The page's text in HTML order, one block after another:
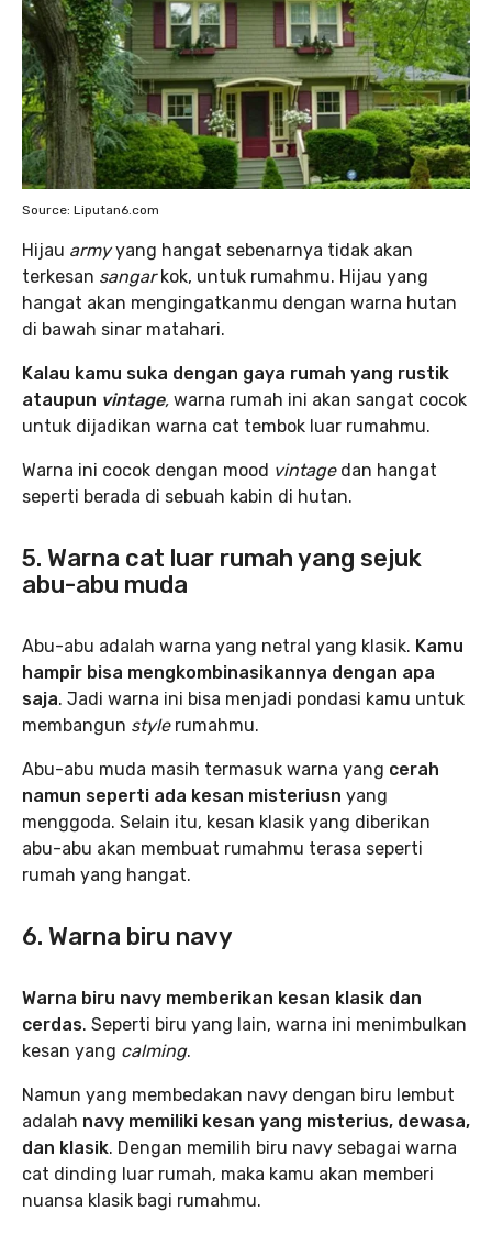
Source: Liputan6.com
Hijau armyyang hangat sebenarnya tidak akan
terkesan sangarkok, untuk rumahmu. Hijau yang
hangat akan mengingatkanmu dengan warna hutan
di bawah sinar matahari.
Kalau kamu suka dengan gaya rumah yang rustik
ataupun vintage, warna rumah ini akan sangat cocok
untuk dijadikan warna cat tembok luar rumahmu.
Warna ini cocok dengan mood vintagedan hangat
seperti berada di sebuah kabin di hutan.
5. Warna cat luar rumah yang sejuk
abu-abu muda
Abu-abu adalah warna yang netral yang klasik. Kamu
hampir bisa mengkombinasikannya dengan apa
saja. Jadi warna ini bisa menjadi pondasi kamu untuk
membangun stylerumahmu.
Abu-abu muda masih termasuk warna yang cerah
namun seperti ada kesan misteriusn yang
menggoda. Selain itu, kesan klasik yang diberikan
abu-abu akan membuat rumahmu terasa seperti
rumah yang hangat.
6. Warna biru navy
Warna biru navy memberikan kesan klasik dan
cerdas. Seperti biru yang lain, warna ini menimbulkan
kesan yang calming.
Namun yang membedakan navy dengan biru lembut
adalah navy memiliki kesan yang misterius, dewasa,
dan klasik. Dengan memilih biru navy sebagai warna
cat dinding luar rumah, maka kamu akan memberi
nuansa klasik bagi rumahmu.